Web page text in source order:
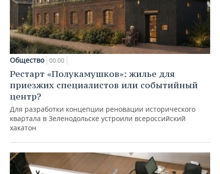
Общество 00:00
Рестарт «Полукамушков»: жилье для
приезжих специалистов или событийный
центр?
Для разработки концепции реновации исторического
квартала в Зеленодольске устроили всероссийский
хакатон